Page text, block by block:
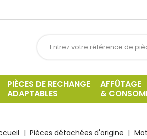
PIÈCES DE RECHANGE
ADAPTABLES
AFFÛTAGE
&
Pièces détachées d'origine